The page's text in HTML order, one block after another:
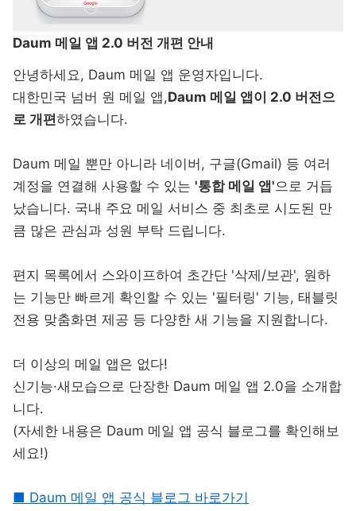
Daum 메일 앱 2.0 버전 개편 안내
안녕하세요, Daum 메일 앱 운영자입니다.
대한민국 넘버 원 메일 앱,Daum 메일 앱이 2.0 버전으
로 개편하였습니다.
Daum 메일 뿐만 아니라 네이버, 구글(Gmail) 등 여러
계정을 연결해 사용할 수 있는 '통합 메일 앱'으로 거듭
났습니다. 국내 주요 메일 서비스 중 최초로 시도된 만
큼 많은 관심과 성원 부탁 드립니다.
편지 목록에서 스와이프하여 초간단 '삭제/보관', 원하
는 기능만 빠르게 확인할 수 있는 '필터링' 기능, 태블릿
전용 맞춤화면 제공 등 다양한 새 기능을 지원합니다.
더 이상의 메일 앱은 없다!
신기능·새모습으로 단장한 Daum 메일 앱 2.0을 소개합
니다.
(자세한 내용은 Daum 메일 앱 공식 블로그를 확인해보
세요!)
■ Daum 메일 앱 공식 블로그 바로가기